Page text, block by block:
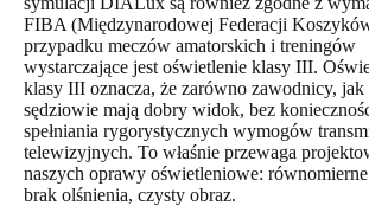
FIBA (Międzynarodowej Federacji
przypadku meczów amatorskich i treningów
wystarczające jest oświetlenie klasy III.
klasy III oznacza, że zarówno zawodnicy, jak
sędziowie mają dobry widok, bez
spełniania rygorystycznych wymogów
telewizyjnych. To właśnie przewaga
naszych oprawy oświetleniowe: równomierne
brak olśnienia, czysty obraz.